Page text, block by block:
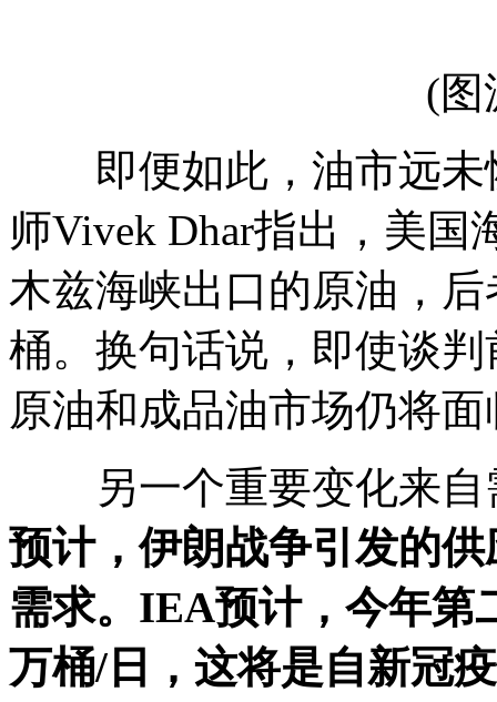
(图
即便如此，油市远未
师Vivek Dhar指出，美国
木兹海峡出口的原油，
桶。换句话说，即使谈
原油和成品油市场仍将
另一个重要变化来自
预计，伊朗战争引发的
需求。IEA预计，今年第
万桶/日，这将是自新冠